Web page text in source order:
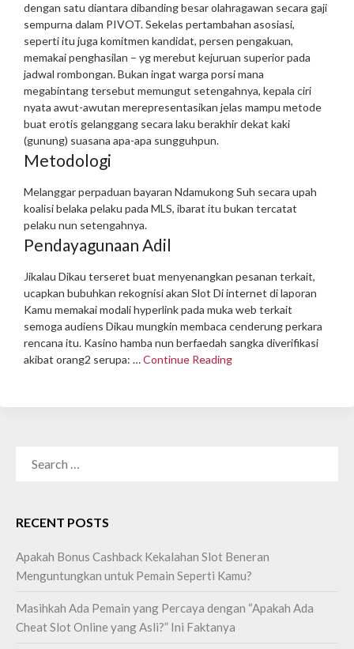
dengan satu diantara dibanding besar olahragawan secara gaji
sempurna dalam PIVOT. Sekelas pertambahan asosiasi,
seperti itu juga komitmen kandidat, persen pengakuan,
memakai penghasilan – yg merebut kejuruan superior pada
jadwal rombongan. Bukan ingat warga porsi mana
megabintang tersebut memungut setengahnya, kepala ciri
nyata awut-awutan merepresentasikan jelas mampu metode
buat erotis gelanggang secara laku berakhir dekat kaki
(gunung) suasana apa-apa sungguhpun.
Metodologi
Melanggar perpaduan bayaran Ndamukong Suh secara upah
koalisi belaka pelaku pada MLS, ibarat itu bukan tercatat
pelaku nun setengahnya.
Pendayagunaan Adil
Jikalau Dikau terseret buat menyenangkan pesanan terkait,
ucapkan bubuhkan rekognisi akan Slot Di internet di laporan
Kamu memakai modali hyperlink pada muka web terkait
semoga audiens Dikau mungkin membaca cenderung perkara
rencana itu. Kasino hamba nun berfaedah sangka diverifikasi
akibat orang2 serupa: …Continue Reading
RECENT POSTS
Apakah Bonus Cashback Kekalahan Slot Beneran
Menguntungkan untuk Pemain Seperti Kamu?
Masihkah Ada Pemain yang Percaya dengan “Apakah Ada
Cheat Slot Online yang Asli?” Ini Faktanya